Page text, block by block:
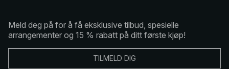
Meld deg på for å få eksklusive tilbud, spesielle
arrangementer og 15 % rabatt på ditt første kjøp!
TILMELD DIG